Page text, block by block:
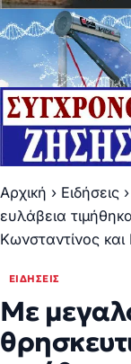
Αρχική › Ειδήσεις ›
ευλάβεια
Κωνσταντίνος και
ΕΙΔΉΣΕΙΣ
Με